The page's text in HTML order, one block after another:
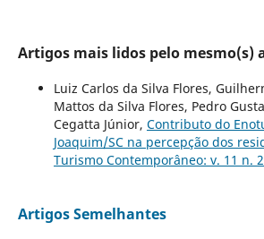
Artigos mais lidos pelo mesmo(s)
Luiz Carlos da Silva Flores,
Mattos da Silva Flores, Pedro
Cegatta Júnior, Contributo do
Joaquim/SC na percepção dos
Turismo Contemporâneo: v. 11 n.
Artigos Semelhantes